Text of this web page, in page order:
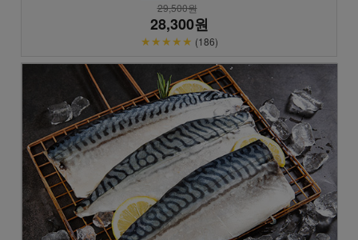
29,500원
28,300원
★★★★★ (186)